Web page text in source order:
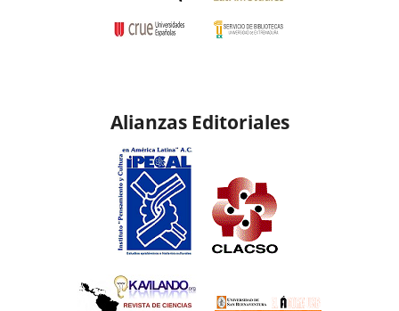
Alianzas Editoriales